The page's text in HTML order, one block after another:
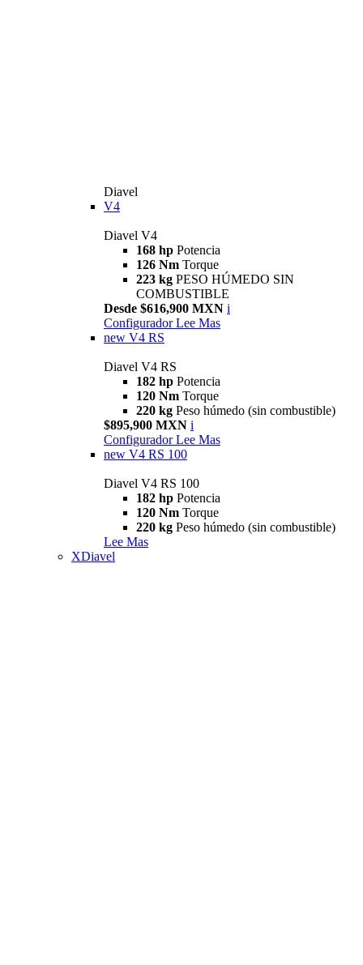
Diavel
V4
Diavel V4
168 hp Potencia
126 Nm Torque
223 kg PESO HÚMEDO SIN
COMBUSTIBLE
Desde $616,900 MXN i
Configurador Lee Mas
new V4 RS
Diavel V4 RS
182 hp Potencia
120 Nm Torque
220 kg Peso húmedo (sin combustible)
$895,900 MXN i
Configurador Lee Mas
new V4 RS 100
Diavel V4 RS 100
182 hp Potencia
120 Nm Torque
220 kg Peso húmedo (sin combustible)
Lee Mas
XDiavel